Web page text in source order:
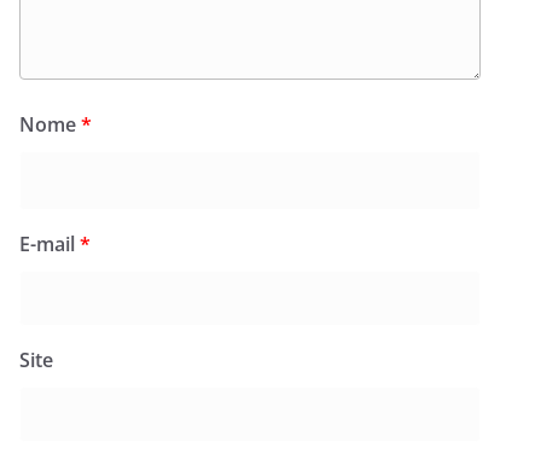
Nome*
E-mail*
Site